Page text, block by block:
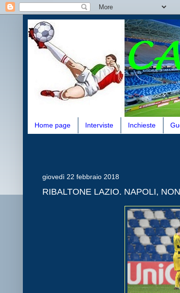
Home page Interviste Inchieste
giovedì 22 febbraio 2018
RIBALTONE LAZIO. NAPOLI,